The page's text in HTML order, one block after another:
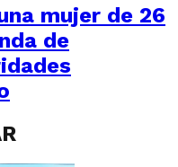
mujer de 26
de